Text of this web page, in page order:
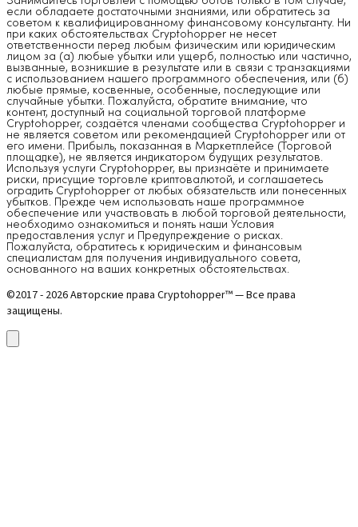
если обладаете достаточными знаниями, или обратитесь за
советом к квалифицированному финансовому консультанту. Ни
при каких обстоятельствах Cryptohopper не несет
ответственности перед любым физическим или юридическим
лицом за (а) любые убытки или ущерб, полностью или частично,
вызванные, возникшие в результате или в связи с транзакциями
с использованием нашего программного обеспечения, или (б)
любые прямые, косвенные, особенные, последующие или
случайные убытки. Пожалуйста, обратите внимание, что
контент, доступный на социальной торговой платформе
Cryptohopper, создаётся членами сообщества Cryptohopper и
не является советом или рекомендацией Cryptohopper или от
его имени. Прибыль, показанная в Маркетплейсе (Торговой
площадке), не является индикатором будущих результатов.
Используя услуги Cryptohopper, вы признаёте и принимаете
риски, присущие торговле криптовалютой, и соглашаетесь
оградить Cryptohopper от любых обязательств или понесенных
убытков. Прежде чем использовать наше программное
обеспечение или участвовать в любой торговой деятельности,
необходимо ознакомиться и понять наши Условия
предоставления услуг и Предупреждение о рисках.
Пожалуйста, обратитесь к юридическим и финансовым
специалистам для получения индивидуального совета,
основанного на ваших конкретных обстоятельствах.
©2017 - 2026 Авторские права Cryptohopper™ — Все права
защищены.